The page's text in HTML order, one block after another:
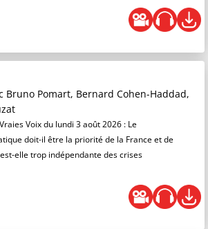
Bruno Pomart, Bernard Cohen-Haddad,
Voix du lundi 3 août 2026 : Le
doit-il être la priorité de la France et de
est-elle trop indépendante des crises